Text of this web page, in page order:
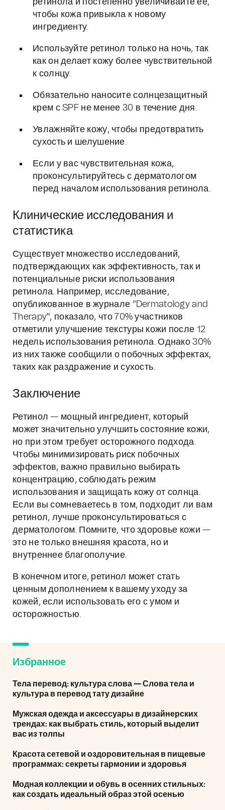
ретинола и постепенно увеличивайте ее,
чтобы кожа привыкла к новому
ингредиенту.
Используйте ретинол только на ночь, так
как он делает кожу более чувствительной
к солнцу.
Обязательно наносите солнцезащитный
крем с SPF не менее 30 в течение дня.
Увлажняйте кожу, чтобы предотвратить
сухость и шелушение.
Если у вас чувствительная кожа,
проконсультируйтесь с дерматологом
перед началом использования ретинола.
Клинические исследования и
статистика
Существует множество исследований,
подтверждающих как эффективность, так и
потенциальные риски использования
ретинола. Например, исследование,
опубликованное в журнале "Dermatology and
Therapy", показало, что 70% участников
отметили улучшение текстуры кожи после 12
недель использования ретинола. Однако 30%
из них также сообщили о побочных эффектах,
таких как раздражение и сухость.
Заключение
Ретинол — мощный ингредиент, который
может значительно улучшить состояние кожи,
но при этом требует осторожного подхода.
Чтобы минимизировать риск побочных
эффектов, важно правильно выбирать
концентрацию, соблюдать режим
использования и защищать кожу от солнца.
Если вы сомневаетесь в том, подходит ли вам
ретинол, лучше проконсультироваться с
дерматологом. Помните, что здоровье кожи —
это не только внешняя красота, но и
внутреннее благополучие.
В конечном итоге, ретинол может стать
ценным дополнением к вашему уходу за
кожей, если использовать его с умом и
осторожностью.
Избранное
Тела перевод: культура слова — Слова тела и
культура в перевод тату дизайне
Мужская одежда и аксессуары в дизайнерских
трендах: как выбрать стиль, который выделит
вас из толпы
Красота сетевой и оздоровительная в пищевые
программах: секреты гармонии и здоровья
Модная коллекции и обувь в осенних стильных:
как создать идеальный образ этой осенью